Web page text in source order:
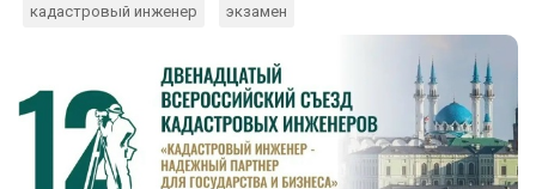
кадастровый инженер экзамен